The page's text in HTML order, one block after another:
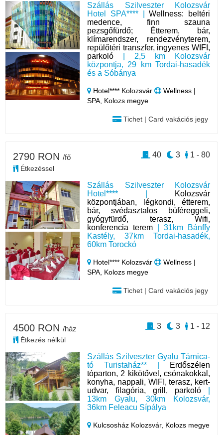
Szállás Szilveszter Kolozsvár
Hotel SPA**** |Wellness: beltéri
medence, finn szauna
pezsgőfürdő; Étterem, bár,
klímarendszer, rendezvényterem,
repülőtéri transzfer, ingyenes WIFI,
parkoló | 2,5 km Kolozsvár
központja, 29 km Tordai-hasadék
és a Sóbánya
Hotel**** Kolozsvár
Wellness |
SPA, Kolozs megye
Tichet | Card vakációs jegy
Szállás Szilveszter Kolozsvár
Hotel**** |
Kolozsvár
központjában, légkondi, étterem,
bár, svédasztalos büféreggeli,
gyógyfürdő, terasz, Wifi,
konferencia terem | 31km Bánffy
Kastély, 37km Tordai-hasadék,
60km Torockó
Hotel**** Kolozsvár
Wellness |
SPA, Kolozs megye
Tichet | Card vakációs jegy
2790 RON /fő
Étkezéssel
1 - 80
3
40
Szállás Szilveszter Gyalu Tárnica-
tó Turistaház** |
Erdőszélen
tóparton, 2 kikötővel, csónakokkal,
konyha, nappali, WIFI, terasz, kert-
udvar, filagória, grill, parkoló
13km Gyalu, 30km Kolozsvár,
36km Feleacu Sípálya
Kulcsosház Kolozsvár, Kolozs megye
4500 RON /ház
Étkezés nélkül
1 - 12
3
3